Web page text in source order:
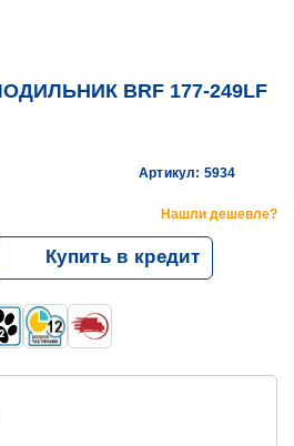
BRF 177-249LF
Артикул: 5934
Нашли дешевле?
Купить в кредит